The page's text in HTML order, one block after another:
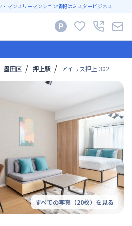
マンスリーマンション情報はミスタービジネス
墨田区 押上駅 アイリス押上 302
すべての写真（20枚）を見る